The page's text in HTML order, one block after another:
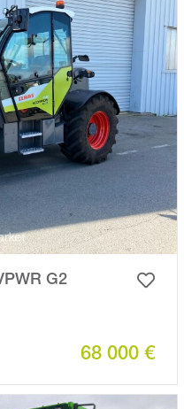
G2
68 000 €